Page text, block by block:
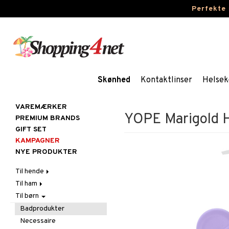
Perfekte
Skønhed Kontaktlinser
YOPE Marigold
VAREMÆRKER
PREMIUM BRANDS
GIFT SET
KAMPAGNER
NYE PRODUKTER
Til hende
Hår
Accessoires
Balsam
Børster / Kæmmer
Hudpleje
Ansigtscremer
Fedtet hud
Ansigtspleje
Kosmetik
Gift Set
Kropspleje
Til ham
Hår
Balsam
Elektroniske produkter
Hudpleje
Ansigtscremer
Kropspleje
Til børn
Badprodukter
Necessaire